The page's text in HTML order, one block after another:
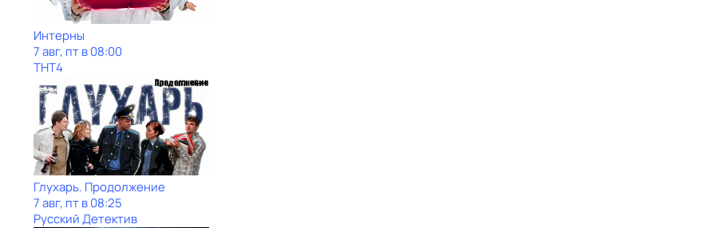
Интерны
7 авг, пт в 08:00
ТНТ4
Глухарь. Продолжение
7 авг, пт в 08:25
Русский Детектив